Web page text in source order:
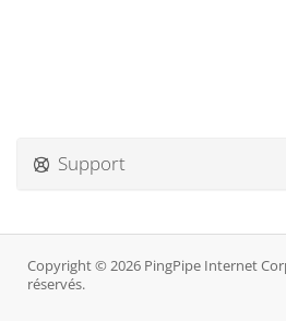
Support
Copyright © 2026 PingPipe Internet
réservés.